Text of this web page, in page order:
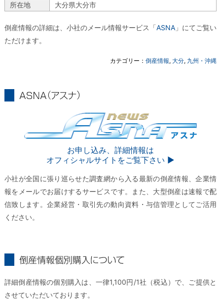
所在地
大分県大分市
倒産情報の詳細は、小社のメール情報サービス「ASNA 」にてご覧い
ただけます。
カテゴリー：倒産情報,大分, 九州・沖縄
お申し込み、詳細情報は
オフィシャルサイトをご覧下さい ▶︎
小社が全国に張り巡らせた調査網から入る最新の倒産情報、企業情
報をメールでお届けするサービスです。また、大型倒産は速報で配
信致します。企業経営・取引先の動向資料・与信管理としてご活用
ください。
詳細倒産情報の個別購入は、一律1,100円/1社（税込）で、ご提供と
させていただいております。